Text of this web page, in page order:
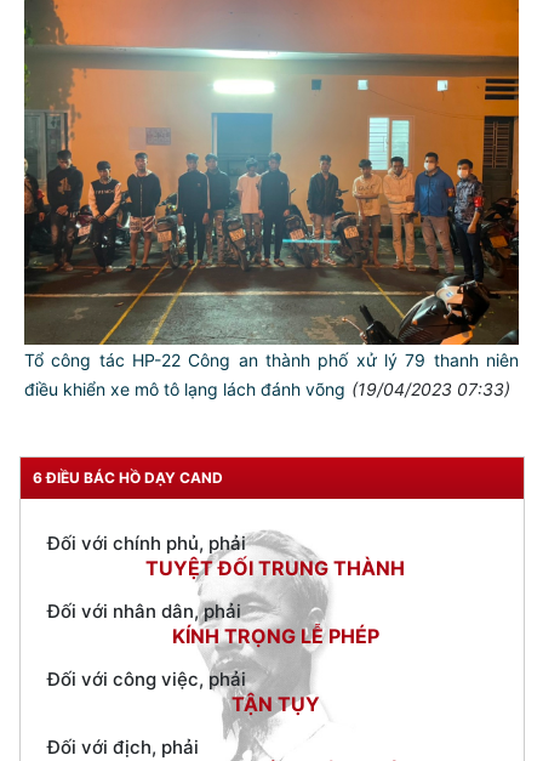
Tổ công tác HP-22 Công an thành phố xử lý 79 thanh niên
điều khiển xe mô tô lạng lách đánh võng (19/04/2023 07:33)
6 ĐIỀU BÁC HỒ DẠY CAND
TƯ CÁCH
NGƯỜI CÔNG AN CÁCH MỆNH LÀ:
Đối với tự mình, phải
CẦN, KIỆM, LIÊM, CHÍNH
Đối với đồng sự, phải
Đối với chính phủ, phải
TUYỆT ĐỐI TRUNG THÀNH
KÍNH TRỌNG LỄ PHÉP
Đối với công việc, phải
TẬN TỤY
CƯƠNG QUYẾT, KHÔN KHÉO
Trích thư Chủ tịch Hồ Chí Minh